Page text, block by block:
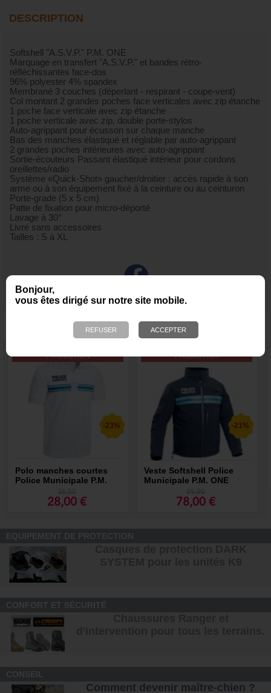
Bonjour,
vous êtes dirigé sur notre site mobile.
DESCRIPTION
Softshell "A.S.V.P." P.M. ONE
Marquage en transfert "A.S.V.P." et bandes rétro-
réfléchissantes face-dos
96% polyester 4% spandex
Membrané 3 couches (déperlant - respirant - coupe-vent)
Col montant 2 grandes poches face verticales avec zip étanche
1 poche face verticale avec zip étanche
1 poche verticale avec zip, double porte-stylos
Auto-agrippant pour écusson sur chaque manche
Bas des manches élastiqué et réglable par auto-agrippant
2 grandes poches intérieures avec auto-agrippant
Sortie-écouteurs Passant élastiqué intérieur pour cordons
oreillettes/radio
Système «Quick-Shot» gaucher/droitier : accès rapide à son
arme ou à son équipement fixé à la ceinture ou au ceinturon
Porte-grade (5 x 5 cm)
Patte de fixation pour micro-déporté
Lavage à 30°
Livré sans accessoires
Tailles : S à XL
NOUS VOUS RECOMMANDONS ÉGALEMENT
PROMOTION
Polo manches courtes
Police Municipale P.M.
-23%
28,00 €
PROMOTION
Veste Softshell Police
Municipale P.M. ONE
-21%
78,00 €
Comment devenir maître-chien ?